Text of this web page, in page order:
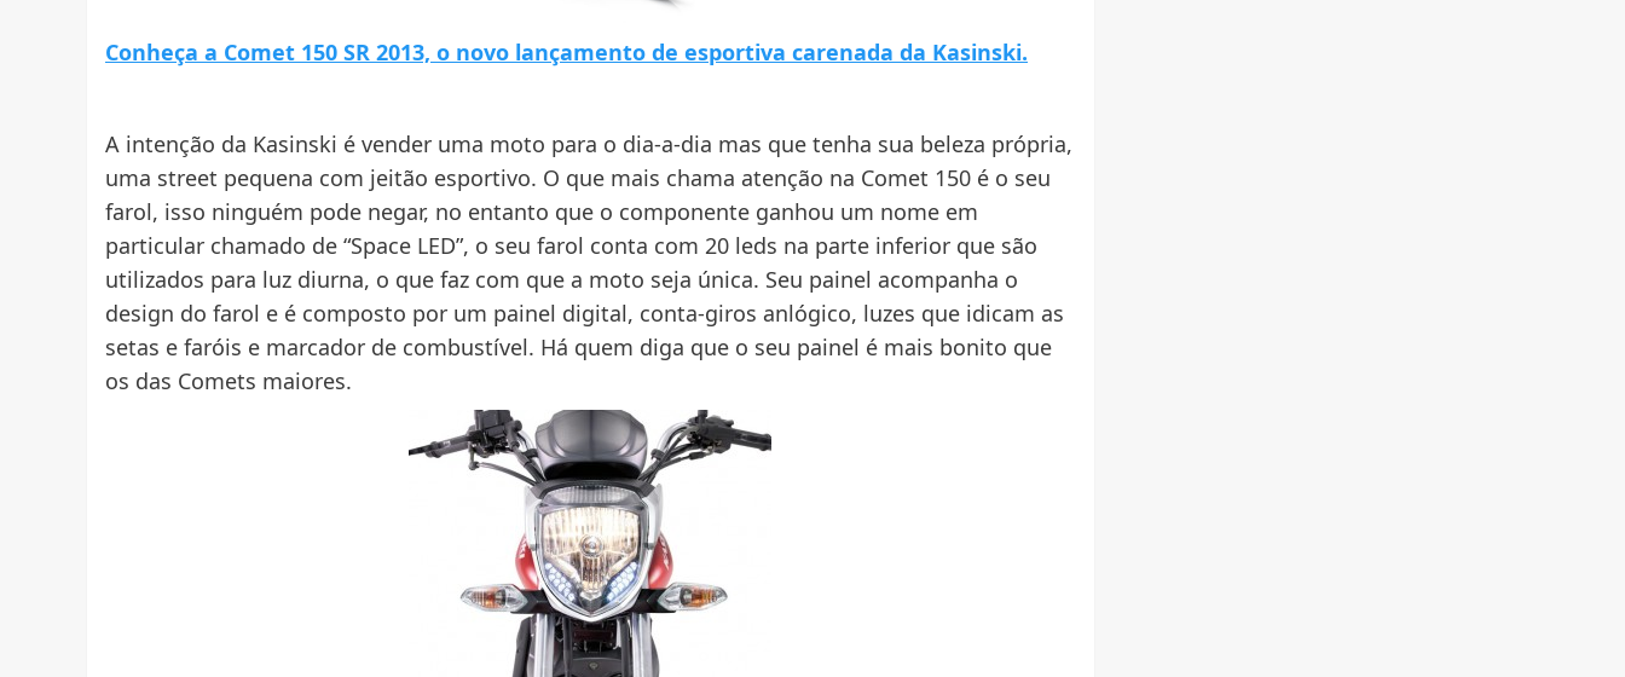
Conheça a Comet 150 SR 2013, o novo lançamento de esportiva carenada da Kasinski.
A intenção da Kasinski é vender uma moto para o dia-a-dia mas que tenha sua beleza própria,
uma street pequena com jeitão esportivo. O que mais chama atenção na Comet 150 é o seu
farol, isso ninguém pode negar, no entanto que o componente ganhou um nome em
particular chamado de “Space LED”, o seu farol conta com 20 leds na parte inferior que são
utilizados para luz diurna, o que faz com que a moto seja única. Seu painel acompanha o
design do farol e é composto por um painel digital, conta-giros anlógico, luzes que idicam as
setas e faróis e marcador de combustível. Há quem diga que o seu painel é mais bonito que
os das Comets maiores.